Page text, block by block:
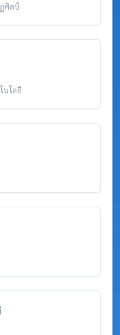
ศิลป์
นโลยี